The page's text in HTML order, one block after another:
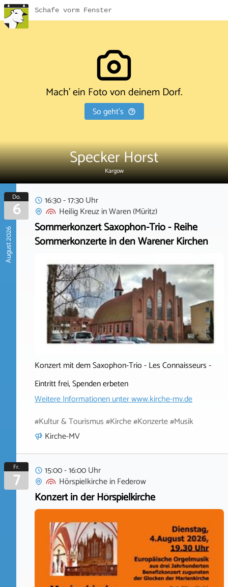
Schafe vorm Fenster
Mach' ein Foto von deinem Dorf.
So geht's
Specker Horst
Kargow
August 2026
Do.
6
16:30 - 17:30 Uhr
Heilig KreuzinWaren (Müritz)
Sommerkonzert Saxophon-Trio - Reihe
Sommerkonzerte in den Warener Kirchen
Konzert mit dem Saxophon-Trio - Les Connaisseurs -
Eintritt frei, Spenden erbeten
Weitere Informationen unterwww.kirche-mv.de
#Kultur & Tourismus #Kirche #Konzerte #Musik
Kirche-MV
Fr.
7
15:00 - 16:00 Uhr
HörspielkircheinFederow
Konzert in der Hörspielkirche